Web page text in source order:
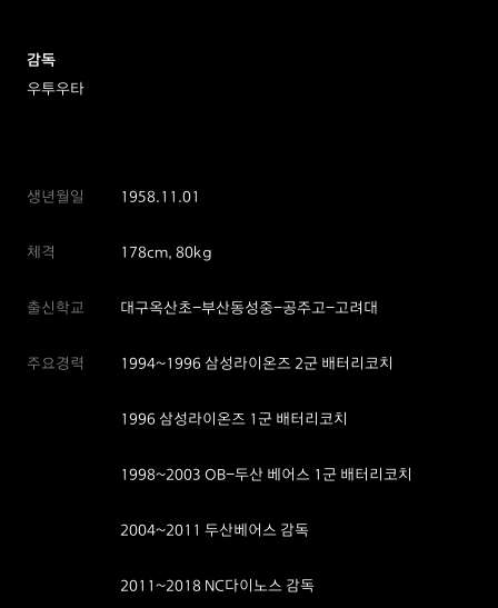
감독
우투우타
생년월일 1958.11.01
체격 178cm, 80kg
출신학교 대구옥산초-부산동성중-공주고-고려대
주요경력 1994~1996 삼성라이온즈 2군 배터리코치
1996 삼성라이온즈 1군 배터리코치
1998~2003 OB-두산 베어스 1군 배터리코치
2004~2011 두산베어스 감독
2011~2018 NC다이노스 감독